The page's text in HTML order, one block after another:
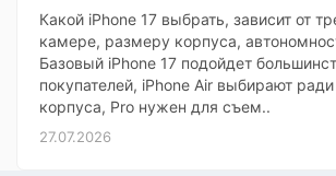
Какой iPhone 17 выбрать, зависит от
камере, размеру корпуса,
Базовый iPhone 17 подойдет
покупателей, iPhone Air выбирают ради
корпуса, Pro нужен для съем..
27.07.2026